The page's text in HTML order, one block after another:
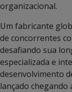
organizacional.
Um fabricante
de concorrentes
desafiando sua
especializada e
desenvolvimento
lançado chegando